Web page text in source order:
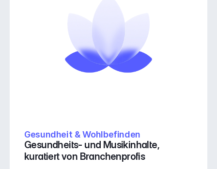
Gesundheit & Wohlbefinden
Gesundheits- und Musikinhalte,
kuratiert von Branchenprofis